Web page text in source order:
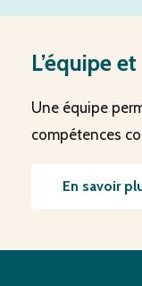
L’équipe
Une équipe
compétences
En savoir